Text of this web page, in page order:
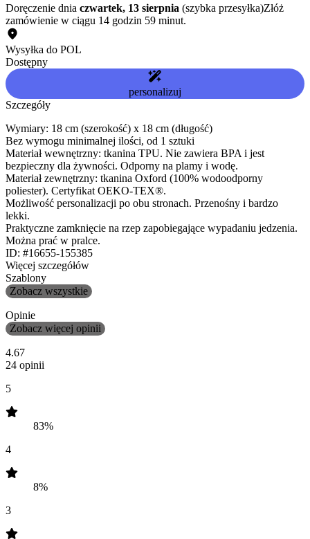
Doręczenie dnia czwartek, 13 sierpnia (szybka przesyłka)Złóż
zamówienie w ciągu 14 godzin 59 minut.
Wysyłka do POL
Dostępny
personalizuj
Szczegóły
Wymiary: 18 cm (szerokość) x 18 cm (długość)
Bez wymogu minimalnej ilości, od 1 sztuki
Materiał wewnętrzny: tkanina TPU. Nie zawiera BPA i jest
bezpieczny dla żywności. Odporny na plamy i wodę.
Materiał zewnętrzny: tkanina Oxford (100% wodoodporny
poliester). Certyfikat OEKO-TEX®.
Możliwość personalizacji po obu stronach. Przenośny i bardzo
lekki.
Praktyczne zamknięcie na rzep zapobiegające wypadaniu jedzenia.
Można prać w pralce.
ID: #16655-155385
Więcej szczegółów
Szablony
Zobacz wszystkie
Opinie
Zobacz więcej opinii
4.67
24 opinii
5
83%
4
8%
3